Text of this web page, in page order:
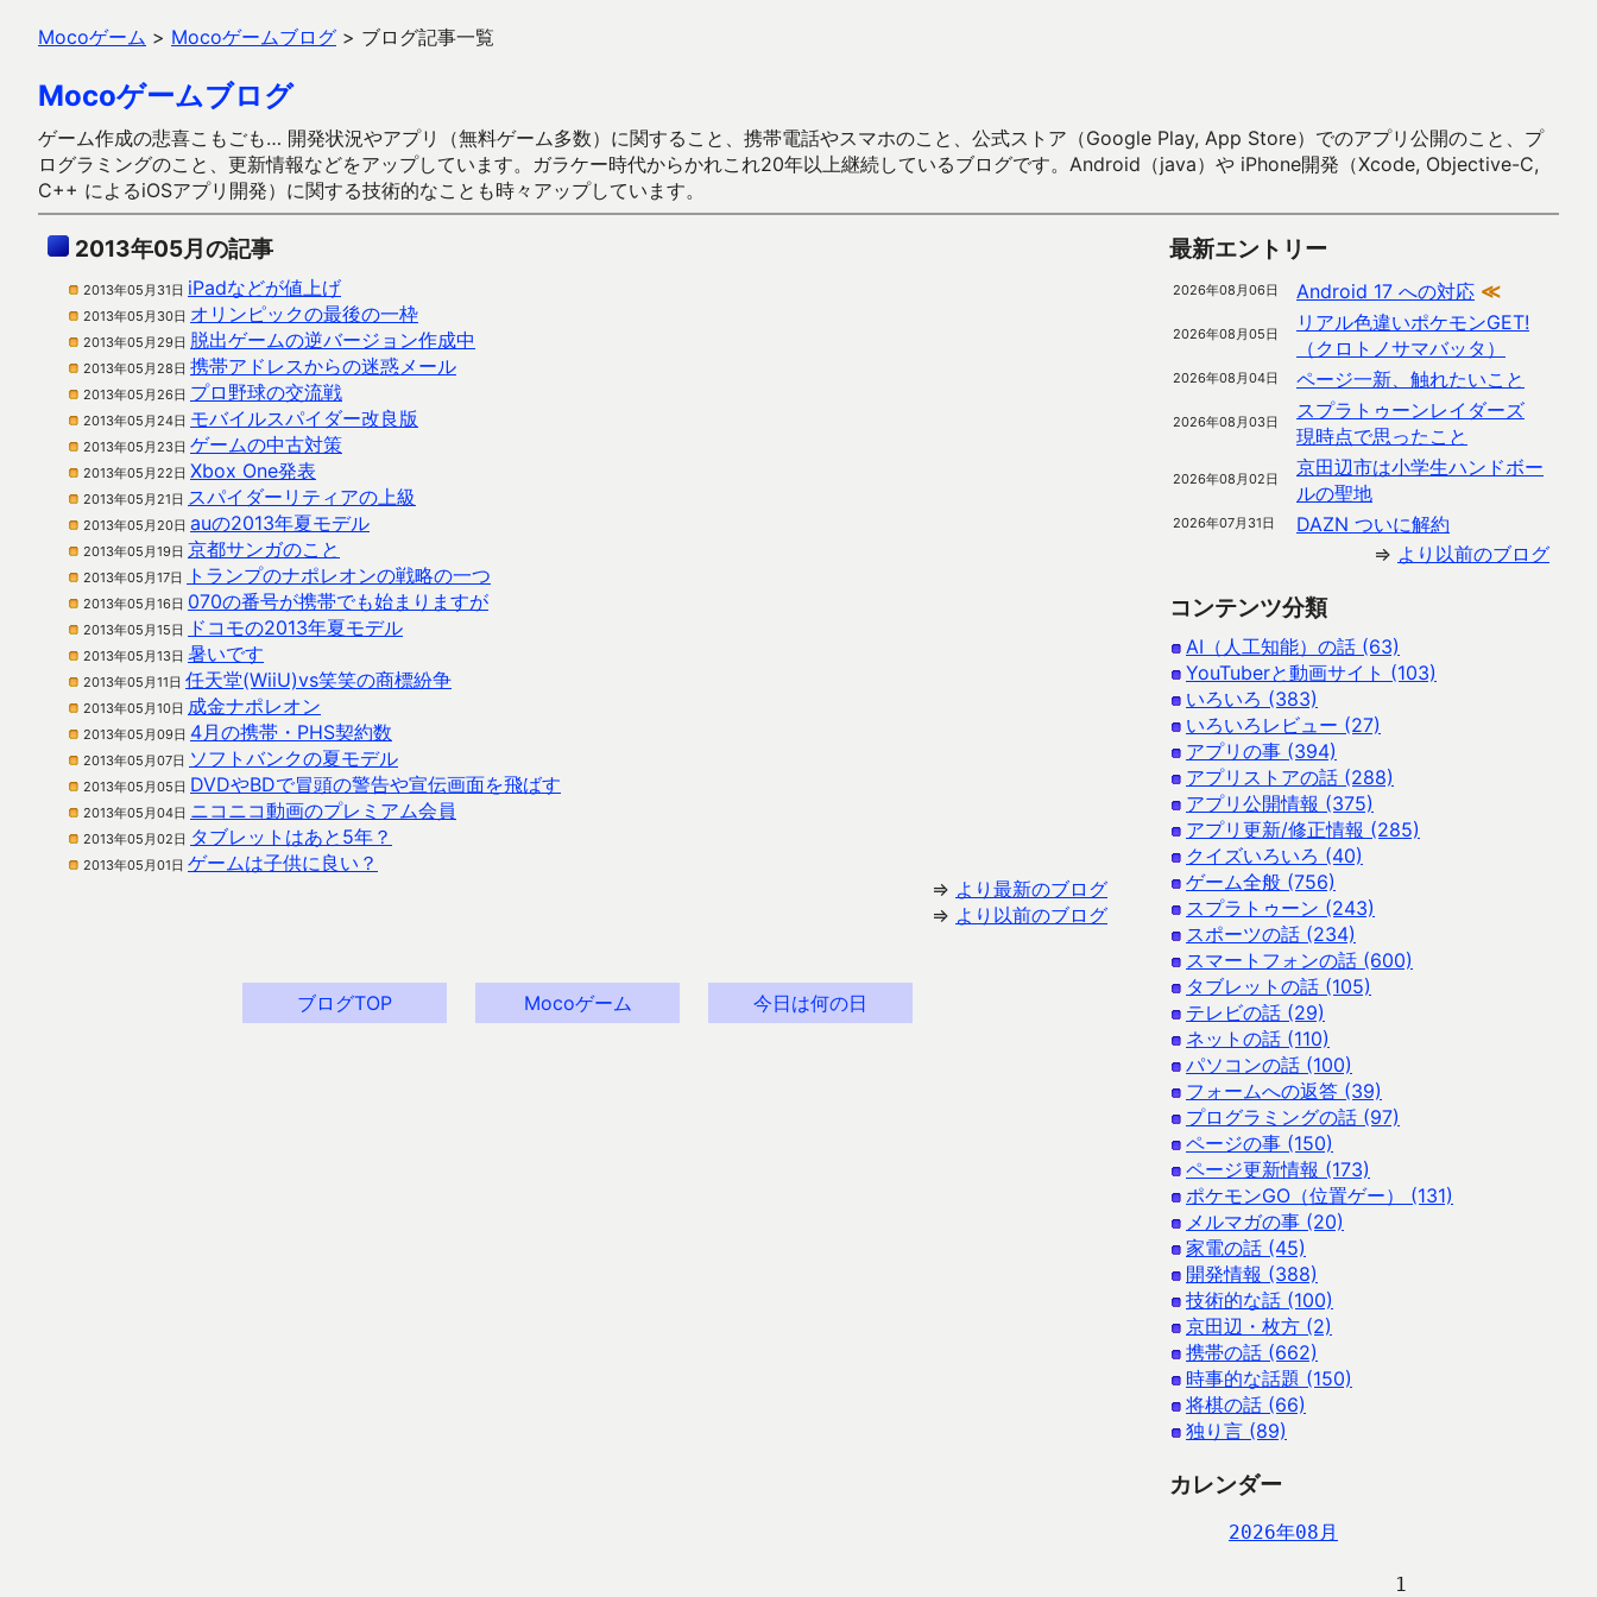
Mocoゲーム > Mocoゲームブログ > ブログ記事一覧
Mocoゲームブログ
ゲーム作成の悲喜こもごも… 開発状況やアプリ（無料ゲーム多数）に関すること、携帯電話やスマホのこと、公式ストア（Google Play, App Store）でのアプリ公開のこと、プ
ログラミングのこと、更新情報などをアップしています。ガラケー時代からかれこれ20年以上継続しているブログです。Android（java）や iPhone開発（Xcode, Objective-C,
C++ によるiOSアプリ開発）に関する技術的なことも時々アップしています。
2013年05月の記事
2013年05月31日 iPadなどが値上げ
2013年05月30日 オリンピックの最後の一枠
2013年05月29日 脱出ゲームの逆バージョン作成中
2013年05月28日 携帯アドレスからの迷惑メール
2013年05月26日 プロ野球の交流戦
2013年05月24日 モバイルスパイダー改良版
2013年05月23日 ゲームの中古対策
2013年05月22日 Xbox One発表
2013年05月21日 スパイダーリティアの上級
2013年05月20日 auの2013年夏モデル
2013年05月19日 京都サンガのこと
2013年05月17日 トランプのナポレオンの戦略の一つ
2013年05月16日 070の番号が携帯でも始まりますが
2013年05月15日 ドコモの2013年夏モデル
2013年05月13日 暑いです
2013年05月11日 任天堂(WiiU)vs笑笑の商標紛争
2013年05月10日 成金ナポレオン
2013年05月09日 4月の携帯・PHS契約数
2013年05月07日 ソフトバンクの夏モデル
2013年05月05日 DVDやBDで冒頭の警告や宣伝画面を飛ばす
2013年05月04日 ニコニコ動画のプレミアム会員
2013年05月02日 タブレットはあと5年？
2013年05月01日 ゲームは子供に良い？
⇒ より最新のブログ
⇒ より以前のブログ
ブログTOP Mocoゲーム 今日は何の日
最新エントリー
2026年08月06日 Android 17 への対応 ≪
2026年08月05日
リアル色違いポケモンGET!
（クロトノサマバッタ）
2026年08月04日 ページ一新、触れたいこと
2026年08月03日
スプラトゥーンレイダーズ
現時点で思ったこと
2026年08月02日
京田辺市は小学生ハンドボー
ルの聖地
2026年07月31日
DAZN ついに解約
⇒ より以前のブログ
コンテンツ分類
AI（人工知能）の話 (63)
YouTuberと動画サイト (103)
いろいろ (383)
いろいろレビュー (27)
アプリの事 (394)
アプリストアの話 (288)
アプリ公開情報 (375)
アプリ更新/修正情報 (285)
クイズいろいろ (40)
ゲーム全般 (756)
スプラトゥーン (243)
スポーツの話 (234)
スマートフォンの話 (600)
タブレットの話 (105)
テレビの話 (29)
ネットの話 (110)
パソコンの話 (100)
フォームへの返答 (39)
プログラミングの話 (97)
ページの事 (150)
ページ更新情報 (173)
ポケモンGO（位置ゲー） (131)
メルマガの事 (20)
家電の話 (45)
開発情報 (388)
技術的な話 (100)
京田辺・枚方 (2)
携帯の話 (662)
時事的な話題 (150)
将棋の話 (66)
独り言 (89)
カレンダー
2026年08月
                   1